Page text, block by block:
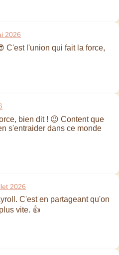
2026
C'est l'union qui fait la force,
bien dit ! 😉 Content que
s'entraider dans ce monde
2026
C'est en partageant qu'on
vite. 👍